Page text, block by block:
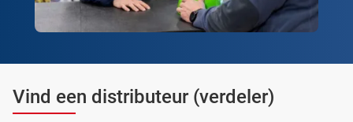
Vind een distributeur (verdeler)